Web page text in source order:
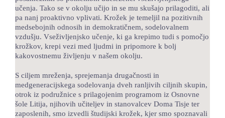
učenja. Tako se v okolju učijo in se mu skušajo prilagoditi, ali
pa nanj proaktivno vplivati. Krožek je temeljil na pozitivnih
medsebojnih odnosih in demokratičnem, sodelovalnem
vzdušju. Vseživljenjsko učenje, ki ga krepimo tudi s pomočjo
krožkov, krepi vezi med ljudmi in pripomore k bolj
kakovostnemu življenju v našem okolju.
S ciljem mreženja, sprejemanja drugačnosti in
medgeneracijskega sodelovanja dveh ranljivih ciljnih skupin,
otrok iz podružnice s prilagojenim programom iz Osnovne
šole Litija, njihovih učiteljev in stanovalcev Doma Tisje ter
zaposlenih, smo izvedli študijski krožek, kjer smo spoznavali